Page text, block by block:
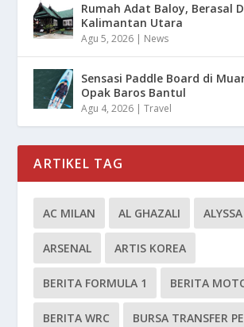
Rumah Adat Baloy, Berasal
Kalimantan Utara
Agu 5, 2026 | News
Sensasi Paddle Board di
Opak Baros Bantul
Agu 4, 2026 |Travel
ARTIKEL TAG
AC MILAN AL GHAZALI
ARSENAL ARTIS KOREA
BERITA FORMULA 1 BERITA
BERITA WRC BURSA TRANSFER